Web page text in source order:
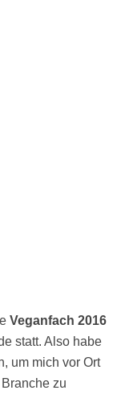
Veganfach 2016
statt. Also habe
um mich vor Ort
zu